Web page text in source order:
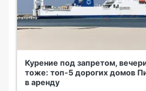
Курение под запретом,
тоже: топ-5 дорогих домов
в аренду